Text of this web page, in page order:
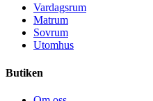
Vardagsrum
Matrum
Sovrum
Utomhus
Butiken